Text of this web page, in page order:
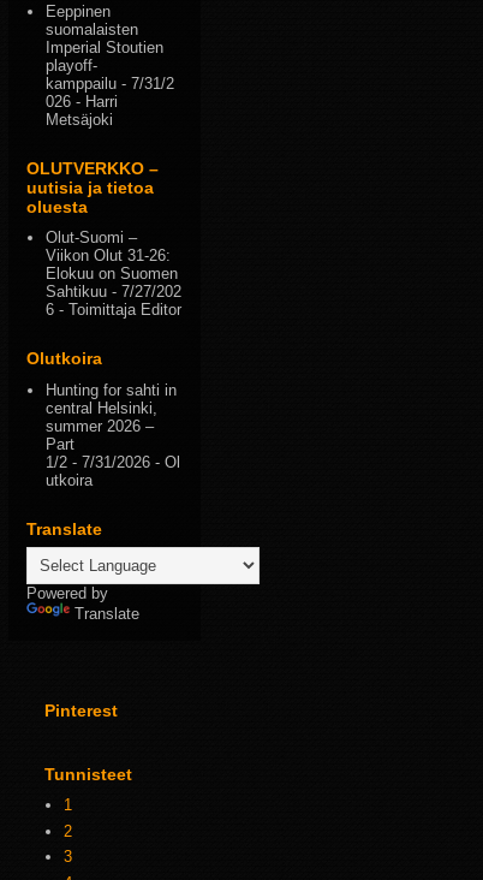
Eeppinen
suomalaisten
Imperial Stoutien
playoff-
kamppailu - 7/31/2
026 - Harri
Metsäjoki
OLUTVERKKO –
uutisia ja tietoa
oluesta
Olut-Suomi –
Viikon Olut 31-26:
Elokuu on Suomen
Sahtikuu - 7/27/202
6 - Toimittaja Editor
Olutkoira
Hunting for sahti in
central Helsinki,
summer 2026 –
Part
1/2 - 7/31/2026 - Ol
utkoira
Translate
Powered by
Translate
Pinterest
Tunnisteet
1
2
3